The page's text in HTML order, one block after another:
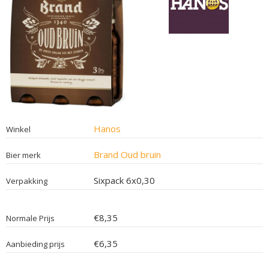
Winkel Hanos
Bier merk Brand Oud bruin
Verpakking Sixpack 6x0,30
Normale Prijs €8,35
Aanbieding prijs €6,35